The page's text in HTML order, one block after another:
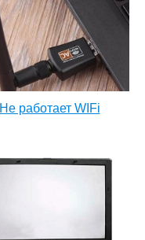
Не работает WIFi